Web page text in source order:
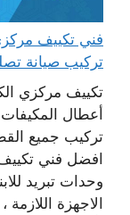
تركيب صيانة
تكييف مركزي
أعطال المكيفات
تركيب جميع
افضل فني
وحدات تبريد
الاجهزة